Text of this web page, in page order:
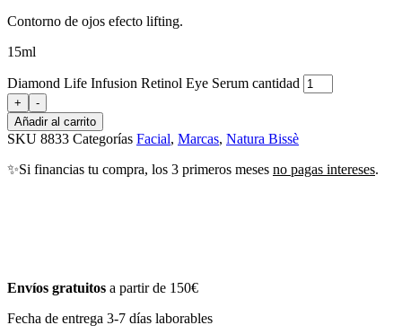
Contorno de ojos efecto lifting.
15ml
Diamond Life Infusion Retinol Eye Serum cantidad
+
-
Añadir al carrito
SKU 8833 Categorías Facial, Marcas, Natura Bissè
✨Si financias tu compra, los 3 primeros meses no pagas intereses.
Envíos gratuitos a partir de 150€
Fecha de entrega 3-7 días laborables